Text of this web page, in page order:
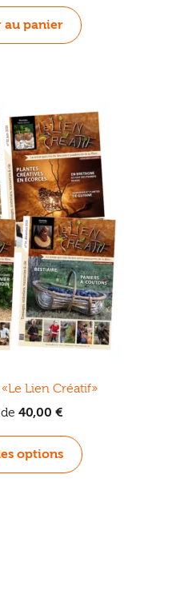
au panier
Lien Créatif»
40,00 €
options
Ce
produit